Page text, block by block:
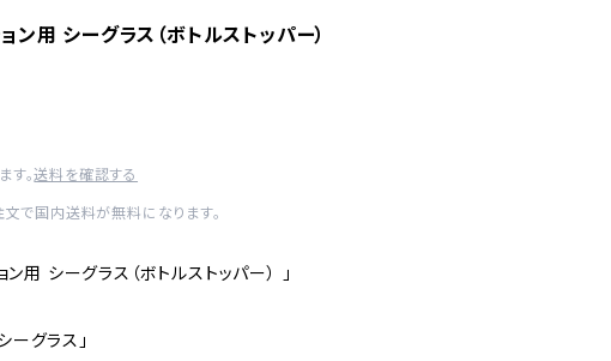
用 シーグラス（ボトルストッパー）
す。送料を確認する
で国内送料が無料になります。
用 シーグラス（ボトルストッパー） 」
ーグラス」